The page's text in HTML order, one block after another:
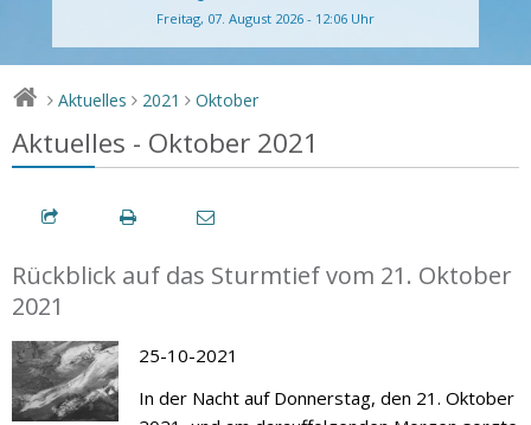
Freitag, 07. August 2026 - 12:06 Uhr
> Aktuelles > 2021 > Oktober
Aktuelles - Oktober 2021
Rückblick auf das Sturmtief vom 21. Oktober
2021
25-10-2021
In der Nacht auf Donnerstag, den 21. Oktober